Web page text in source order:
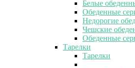
Белые
Обеденные
Недорогие
Чешские
Обеденные
Тарелки
Тарелки